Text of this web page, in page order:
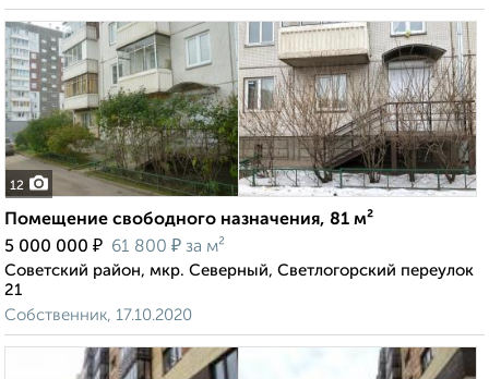
12
Помещение свободного назначения, 81 м²
5 000 000 ₽ 61 800 ₽ за м²
Советский район, мкр. Северный, Светлогорский переулок
21
Собственник, 17.10.2020